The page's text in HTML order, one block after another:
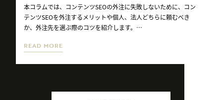
本コラムでは、コンテンツSEOの外注に失敗しないために、コン
テンツSEOを外注するメリットや個人、法人どちらに頼むべき
か、外注先を選ぶ際のコツを紹介します。…
READ MORE